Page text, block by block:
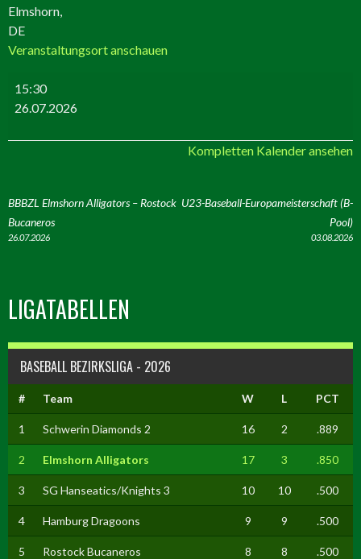
Rostock
Bucaneros
Elmshorn
DE
Veranstaltungsort anschauen
15:30
26.07.2026
Kompletten Kalender ansehen
ARTIKEL-
NAVIGATION
BBBZL Elmshorn Alligators – Rostock
Bucaneros
26.07.2026
U23-Baseball-Europameisterschaft (B-
Pool)
03.08.2026
LIGATABELLEN
BASEBALL BEZIRKSLIGA - 2026
# Team W L PCT
1 Schwerin Diamonds 2 16 2 .889
2 Elmshorn Alligators 17 3 .850
3 SG Hanseatics/Knights 3 10 10 .500
4 Hamburg Dragoons 9 9 .500
5 Rostock Bucaneros 8 8 .500